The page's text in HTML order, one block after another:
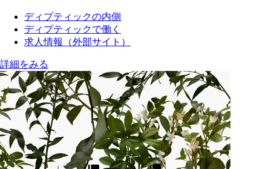
ディプティックの内側
ディプティックで働く
求人情報（外部サイト）
詳細をみる